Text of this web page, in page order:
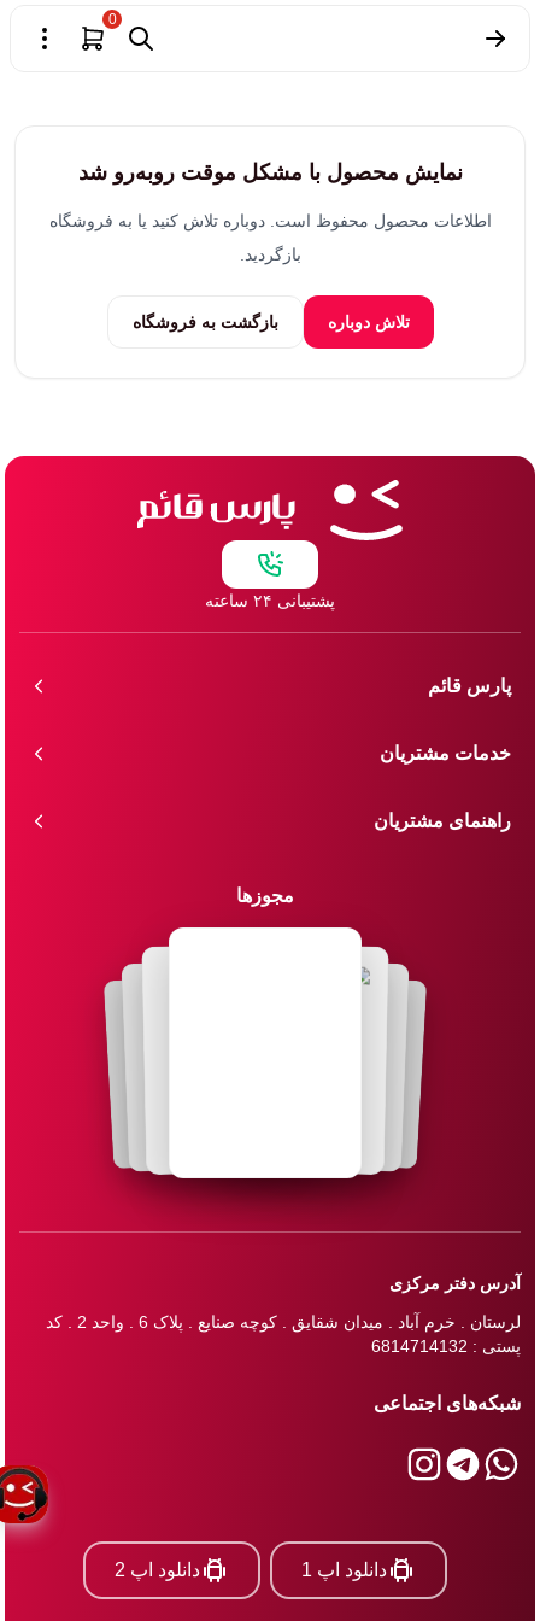
0
نمایش محصول با مشکل موقت روبه‌رو شد
اطلاعات محصول محفوظ است. دوباره تلاش کنید یا به فروشگاه
بازگردید.
تلاش دوباره بازگشت به فروشگاه
پشتیبانی ۲۴ ساعته
پارس قائم
خدمات مشتریان
راهنمای مشتریان
مجوزها
آدرس دفتر مرکزی
لرستان . خرم آباد . میدان شقایق . کوچه صنایع . پلاک 6 . واحد 2 . کد
پستی : 6814714132
شبکه‌های اجتماعی
دانلود اپ 1 دانلود اپ 2